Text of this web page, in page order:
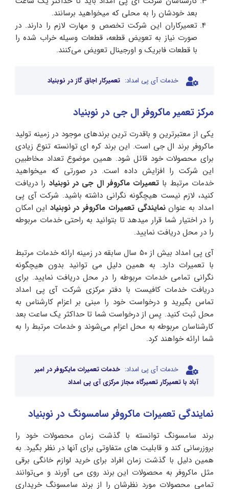
بعد خودشان را به محلی که میخواهید برسانند.
تعمیرکاران این شرکت تخصص و مهارت لازم را دارند. در
صورت نیاز به تعویض قطعه، قطعات وسیله خراب شده را
با قطعات فابریک و اورجینال تعویض می‌کنند.
خدمات آی پی امداد: تعمیرکار اجاق گاز در نوبنیاد
مرکز تعمیر ماکروفر ال جی در نوبنیاد
یکی از معتبرترین و باقدرت ترین برندهای موجود در زمینه تولید
ماکروفر برند ال جی است. این برند کره ای توانسته تنوع زیادی
برای محصولات خود قائل شود. همین موضوع تعداد مخاطبین
این شرکت را افزایش داده است. در صورتی که میخواهید
خدمات مرتبط با تعمیرات ماکروفر ال جی در نوبنیاد را دریافت
کنید، لازم نیست هیچگونه نگرانی داشته باشید. شرکت آی پی
امداد به عنواننمایندگی تعمیرات ماکروفر در نوبنیاد این امکان
را در اختیار شما قرار میدهد تا بتوانید به راحتی خدمات مربوطه
را در محل دریافت نمایید.
آی پی امداد بیش از ۵۰ سال سابقه در زمینه ارائه خدمات مرتبط
با تعمیرات دارد. به همین دلیل می توانید بدون هیچگونه
نگرانی تمامی خدمات مربوطه را در محل دریافت نمایید. برای
دریافت خدمات کافیست با دفتر مرکزی شرکت آی‌ پی امداد
تماس بگیرید و درخواست خود را مبنی بر اعزام کارشناس به
محل ثبت کنید. پس از درخواست شما تا حداکثر یک ساعت بعد
کارشناسان مربوطه به محل اعزام می‌شوند و خدمات مرتبط را به
شما ارائه خواهند کرد.
خدمات آی پی امداد: خدمات تعمیرات مایکروفر در امیر
آباد با تعمیرکار تعمیرگاه مجاز مرکزی آی پی امداد
نمایندگی تعمیرات ماکروفر سامسونگ در نوبنیاد
برند سامسونگ توانسته با گذشت زمان محصولات خود را
بروزرسانی کند و قابلیت های متفاوتی برای آنها در نظر بگیرد. به
همین دلیل با گذشت زمان افراد برای خرید لوازم خانگی برقی
مثل ماکروفر به محصولات این برند روی می آورند و می‌توانند
تمامی محصولات مورد نظرشان را از برند سامسونگ خریداری